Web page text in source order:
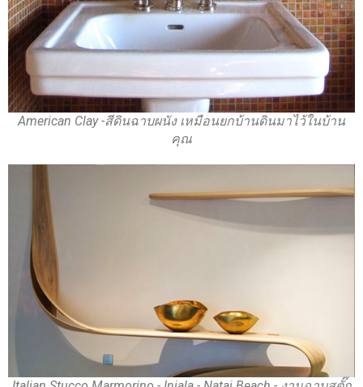
American Clay -สีดินฉาบผนัง เหมือนยกบ้านดินมาไว้ในบ้าน
คุณ